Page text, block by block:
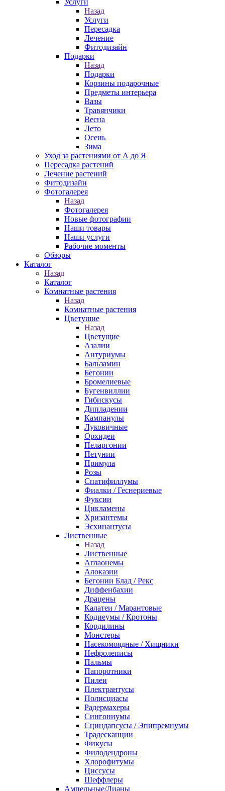
Назад
Услуги
Пересадка
Лечение
Фитодизайн
Подарки
Назад
Подарки
Корзины подарочные
Предметы интерьера
Вазы
Травянчики
Весна
Лето
Осень
Зима
Уход за растениями от А до Я
Пересадка растений
Лечение растений
Фитодизайн
Фотогалерея
Назад
Фотогалерея
Новые фотографии
Наши товары
Наши услуги
Рабочие моменты
Обзоры
Каталог
Назад
Каталог
Комнатные растения
Назад
Комнатные растения
Цветущие
Назад
Цветущие
Азалии
Антуриумы
Бальзамин
Бегонии
Бромелиевые
Бугенвиллии
Гибискусы
Дипладении
Кампанулы
Луковичные
Орхидеи
Пеларгонии
Петунии
Примула
Розы
Спатифиллумы
Фиалки / Геснериевые
Фуксии
Цикламены
Хризантемы
Эсхинантусы
Лиственные
Назад
Лиственные
Аглаонемы
Алоказии
Бегонии Блад / Рекс
Диффенбахии
Драцены
Калатеи / Марантовые
Кодиеумы / Кротоны
Кордилины
Монстеры
Насекомоядные / Хищники
Нефролеписы
Пальмы
Папоротники
Пилеи
Плектрантусы
Полисциасы
Радермахеры
Сингониумы
Сциндапсусы / Эпипремнумы
Традесканции
Фикусы
Филодендроны
Хлорофитумы
Циссусы
Шеффлеры
Ампельные/Лианы